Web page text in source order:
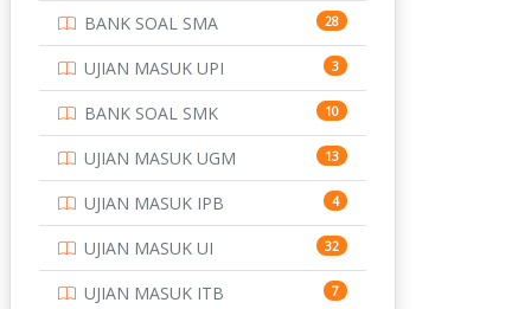
INSTITUT TEKNOLOGI
SUMATERA
9
IPDN / STPDN 148
PENDIDIKAN 943
PERBANKAN 3
POLRI 169
POLTEK SSN 7
4
BANK SOAL SMA 28
UJIAN MASUK UPI 3
BANK SOAL SMK 10
UJIAN MASUK UGM 13
UJIAN MASUK IPB 4
UJIAN MASUK UI 32
UJIAN MASUK ITB 7